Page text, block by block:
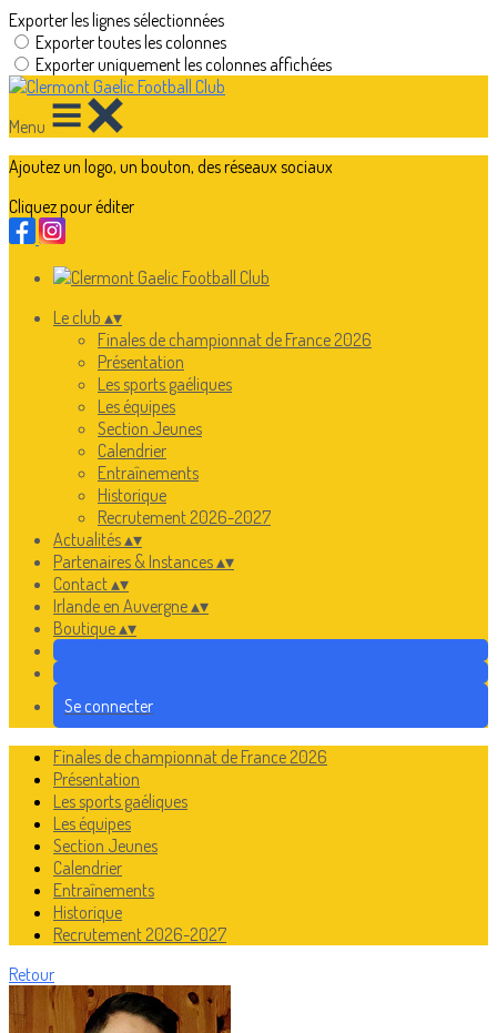
Exporter les lignes sélectionnées
Exporter toutes les colonnes
Exporter uniquement les colonnes affichées
Menu
Ajoutez un logo, un bouton, des réseaux sociaux
Cliquez pour éditer
Le club ▴▾
Finales de championnat de France 2026
Présentation
Les sports gaéliques
Les équipes
Section Jeunes
Calendrier
Entraînements
Historique
Recrutement 2026-2027
Actualités▴▾
Partenaires & Instances▴▾
Contact▴▾
Irlande en Auvergne▴▾
Boutique▴▾
Se connecter
Finales de championnat de France 2026
Présentation
Les sports gaéliques
Les équipes
Section Jeunes
Calendrier
Entraînements
Historique
Recrutement 2026-2027
Retour